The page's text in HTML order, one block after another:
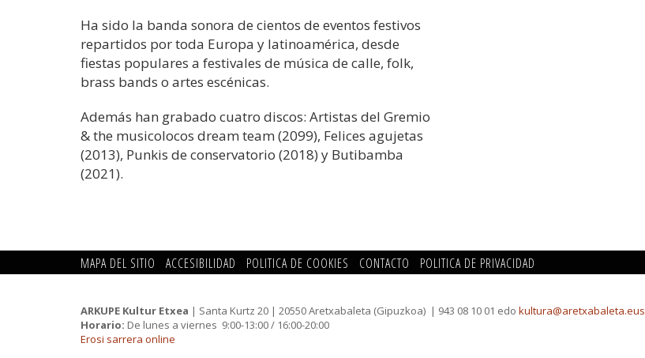
Ha sido la banda sonora de cientos de eventos festivos
repartidos por toda Europa y latinoamérica, desde
fiestas populares a festivales de música de calle, folk,
brass bands o artes escénicas.
Además han grabado cuatro discos: Artistas del Gremio
& the musicolocos dream team (2099), Felices agujetas
(2013), Punkis de conservatorio (2018) y Butibamba
(2021).
MAPA DEL SITIO ACCESIBILIDAD POLITICA DE COOKIES CONTACTO POLITICA DE PRIVACIDAD
ARKUPE Kultur Etxea | Santa Kurtz 20 | 20550 Aretxabaleta (Gipuzkoa) | 943 08 10 01 edo kultura@aretxabaleta.eus
Horario: De lunes a viernes 9:00-13:00 / 16:00-20:00
Erosi sarrera online